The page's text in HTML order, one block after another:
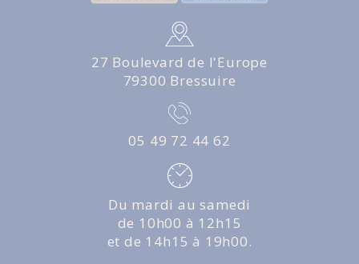
27 Boulevard de l'Europe
79300 Bressuire
05 49 72 44 62
Du mardi au samedi
de 10h00 à 12h15
et de 14h15 à 19h00.